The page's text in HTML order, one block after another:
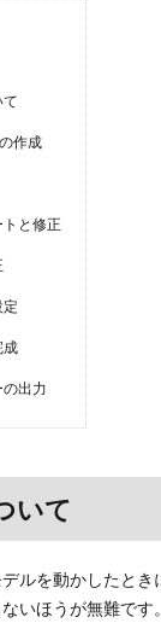
作成
と修正
成
出力
いて
ルを動かしたとき
いほうが無難です。